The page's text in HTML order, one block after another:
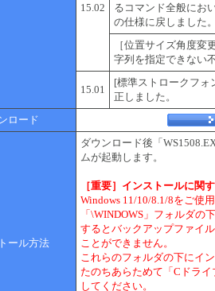
15.02
るコマンド全般にお
の仕様に戻しました。
［位置サイズ角度変
字列を指定できない
15.01
[標準ストロークフォ
正しました。
ロード
ール方法
ダウンロード後「
ムが起動します。
［重要］インストールに関
Windows 11/10/8.1/8をご使
「\WINDOWS」フォルダの
するとバックアップファイ
ことができません。
これらのフォルダの下にイ
たのちあらためて「Cドラ
してください。